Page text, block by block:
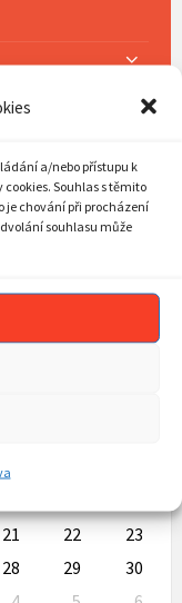
a/nebo přístupu k
Souhlas s těmito
chování při procházení
souhlasu může
21 22
23
28 29
30